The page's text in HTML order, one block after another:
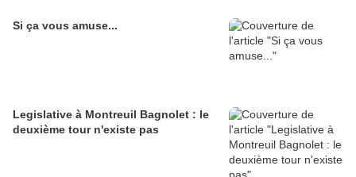
Si ça vous amuse...
Legislative à Montreuil Bagnolet : le
deuxième tour n'existe pas